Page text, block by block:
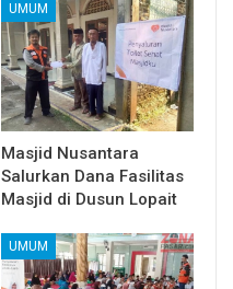
UMUM
Masjid Nusantara
Salurkan Dana Fasilitas
Masjid di Dusun Lopait
UMUM